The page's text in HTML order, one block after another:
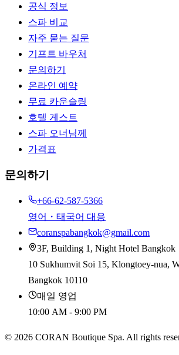
공식 정보
스파 비교
자주 묻는 질문
기프트 바우처
문의하기
온라인 예약
무료 카운슬링
호텔 게스트
스파 오너님께
가격표
문의하기
+66-62-587-5366
영어・태국어 대응
coranspabangkok@gmail.com
3F, Building 1, Night Hotel Bangkok
10 Sukhumvit Soi 15, Klongtoey-nua,
Bangkok 10110
매일 영업
10:00 AM - 9:00 PM
© 2026 CORAN Boutique Spa. All rights